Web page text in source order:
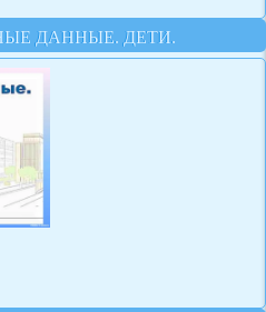
ДАННЫЕ. ДЕТИ.